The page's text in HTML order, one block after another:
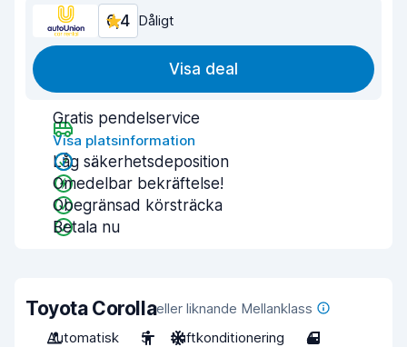
6,4 Dåligt
Visa deal
Gratis pendelservice
Visa platsinformation
Låg säkerhetsdeposition
Omedelbar bekräftelse!
Obegränsad körsträcka
Betala nu
Toyota Corollaeller liknande Mellanklass
Automatisk
5 Luftkonditionering 4